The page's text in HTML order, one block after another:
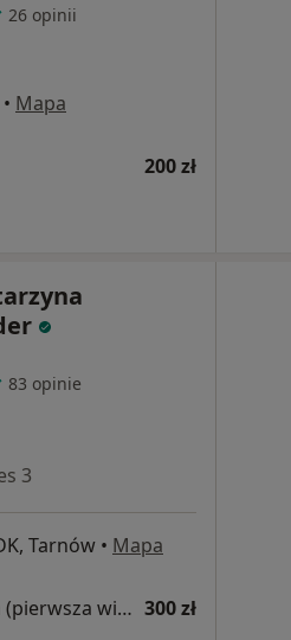
26 opinii
• Mapa
200 zł
83 opinie
3
Tarnów • Mapa
Konsultacja neurologiczna (pierwsza wizyta) 300 zł